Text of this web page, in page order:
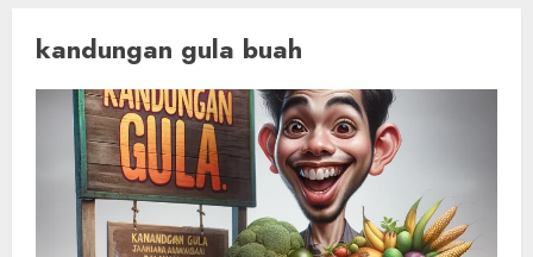
kandungan gula buah